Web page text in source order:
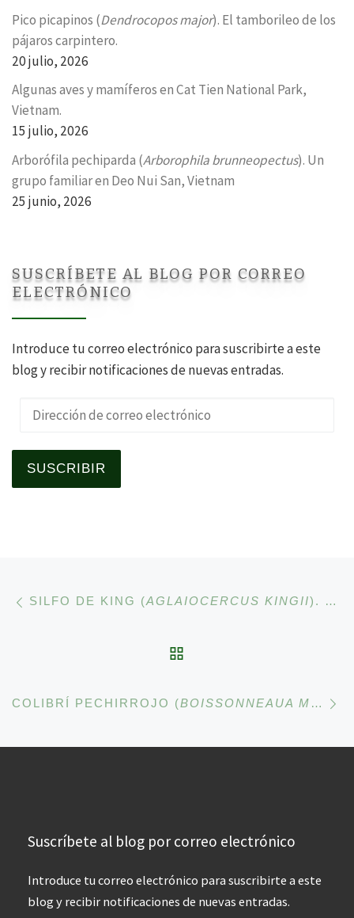
Pico picapinos (Dendrocopos major). El tamborileo de los
pájaros carpintero.
20 julio, 2026
Algunas aves y mamíferos en Cat Tien National Park,
Vietnam.
15 julio, 2026
Arborófila pechiparda (Arborophila brunneopectus). Un
grupo familiar en Deo Nui San, Vietnam
25 junio, 2026
SUSCRÍBETE AL BLOG POR CORREO
ELECTRÓNICO
Introduce tu correo electrónico para suscribirte a este
blog y recibir notificaciones de nuevas entradas.
Dirección de correo electrónico
SUSCRIBIR
Navegación de la
SILFO DE KING (AGLAIOCERCUS KINGII). ESE COLIBRÍ CUYO MACHO VERDE TIENE LA COLA BIFURCADA MUY LARGA.
COLIBRÍ PECHIRROJO (BOISSONNEAUA MATTHEWSII
Suscríbete al blog por correo electrónico
Introduce tu correo electrónico para suscribirte a este
blog y recibir notificaciones de nuevas entradas.